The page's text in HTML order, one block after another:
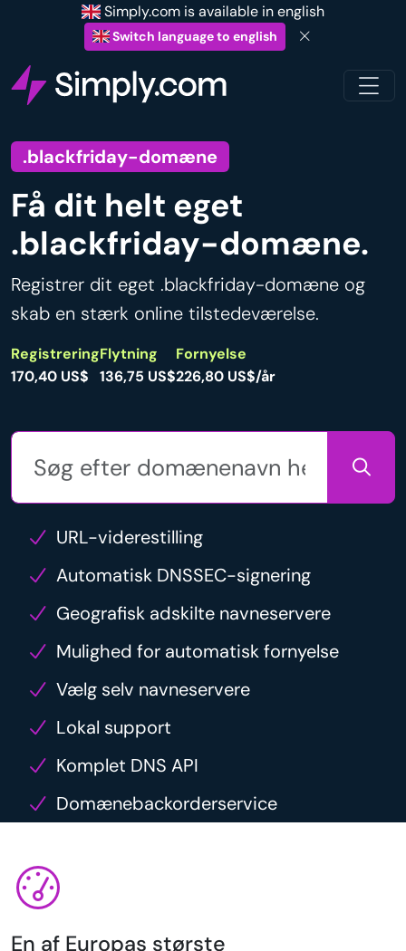
Simply.com is available in english
Switch language to english
.blackfriday-domæne
Få dit helt eget
.blackfriday-domæne.
Registrer dit eget .blackfriday-domæne og
skab en stærk online tilstedeværelse.
Registrering
170,40 US$
Flytning
136,75 US$
Fornyelse
226,80 US$/år
URL-viderestilling
Automatisk DNSSEC-signering
Geografisk adskilte navneservere
Mulighed for automatisk fornyelse
Vælg selv navneservere
Lokal support
Komplet DNS API
Domænebackorderservice
En af Europas største